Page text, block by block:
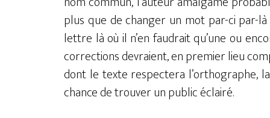
plus que de changer un mot par-ci par-
lettre là où il n’en faudrait qu’une ou
corrections devraient, en premier lieu
dont le texte respectera l’orthographe,
chance de trouver un public éclairé.